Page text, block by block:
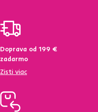
Doprava od 199 €
zadarmo
Zisti viac